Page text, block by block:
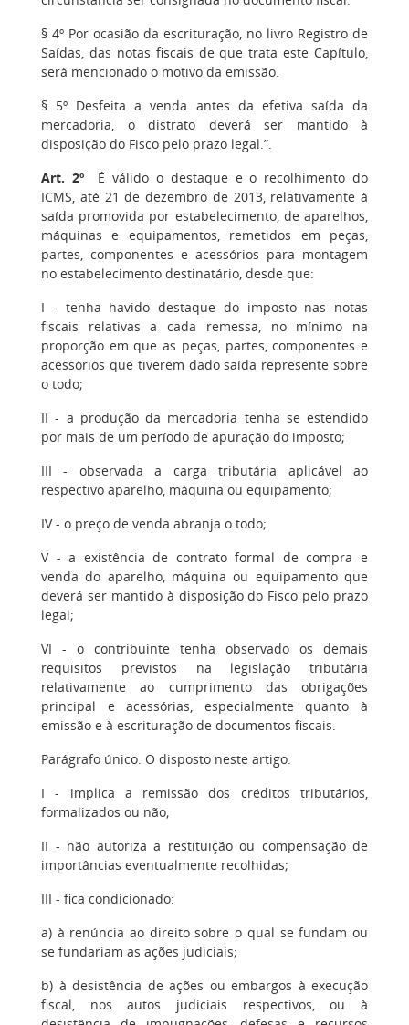
§ 4º Por ocasião da escrituração, no livro Registro de
Saídas, das notas fiscais de que trata este Capítulo,
será mencionado o motivo da emissão.
§ 5º Desfeita a venda antes da efetiva saída da
mercadoria, o distrato deverá ser mantido à
disposição do Fisco pelo prazo legal.”.
Art. 2º
É válido o destaque e o recolhimento do
ICMS, até 21 de dezembro de 2013, relativamente à
saída promovida por estabelecimento, de aparelhos,
máquinas e equipamentos, remetidos em peças,
partes, componentes e acessórios para montagem
no estabelecimento destinatário, desde que:
I - tenha havido destaque do imposto nas notas
fiscais relativas a cada remessa, no mínimo na
proporção em que as peças, partes, componentes e
acessórios que tiverem dado saída represente sobre
o todo;
II - a produção da mercadoria tenha se estendido
por mais de um período de apuração do imposto;
III - observada a carga tributária aplicável ao
respectivo aparelho, máquina ou equipamento;
IV - o preço de venda abranja o todo;
V - a existência de contrato formal de compra e
venda do aparelho, máquina ou equipamento que
deverá ser mantido à disposição do Fisco pelo prazo
legal;
VI - o contribuinte tenha observado os demais
requisitos previstos na legislação tributária
relativamente ao cumprimento das obrigações
principal e acessórias, especialmente quanto à
emissão e à escrituração de documentos fiscais.
Parágrafo único. O disposto neste artigo:
I - implica a remissão dos créditos tributários,
formalizados ou não;
II - não autoriza a restituição ou compensação de
importâncias eventualmente recolhidas;
III - fica condicionado:
a) à renúncia ao direito sobre o qual se fundam ou
se fundariam as ações judiciais;
b) à desistência de ações ou embargos à execução
fiscal, nos autos judiciais respectivos, ou à